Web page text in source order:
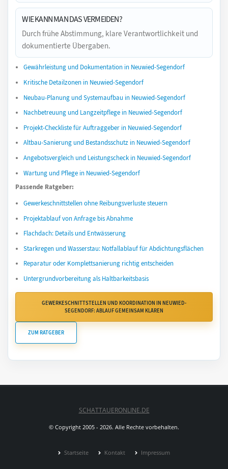
WIE KANN MAN DAS VERMEIDEN?
Durch frühe Abstimmung, klare Verantwortlichkeit und
dokumentierte Übergaben.
Gewährleistung und Dokumentation in Neuwied-Segendorf
Kritische Detailzonen in Neuwied-Segendorf
Neubau-Planung und Systemaufbau in Neuwied-Segendorf
Nachbetreuung und Langzeitpflege in Neuwied-Segendorf
Projekt-Checkliste für Auftraggeber in Neuwied-Segendorf
Altbau-Sanierung und Bestandsschutz in Neuwied-Segendorf
Angebotsvergleich und Leistungscheck in Neuwied-Segendorf
Wartung und Pflege in Neuwied-Segendorf
Passende Ratgeber:
Gewerkeschnittstellen ohne Reibungsverluste steuern
Projektablauf von Anfrage bis Abnahme
Flachdach: Details und Entwässerung
Starkregen und Wasserstau: Notfallablauf für Abdichtungsflächen
Reparatur oder Komplettsanierung richtig entscheiden
Untergrundvorbereitung als Haltbarkeitsbasis
GEWERKESCHNITTSTELLEN UND KOORDINATION IN NEUWIED-
SEGENDORF: ABLAUF GEMEINSAM KLÄREN
ZUM RATGEBER
SCHATTAUERONLINE.DE
© Copyright 2005 - 2026. Alle Rechte vorbehalten.
Startseite Kontakt Impressum